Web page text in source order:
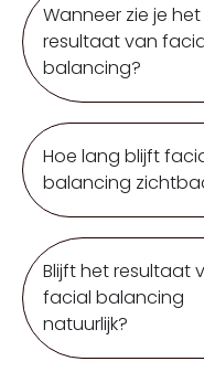
Wanneer zie je het
resultaat van
balancing?
Hoe lang blijft
balancing
Blijft het resultaat
facial balancing
natuurlijk?